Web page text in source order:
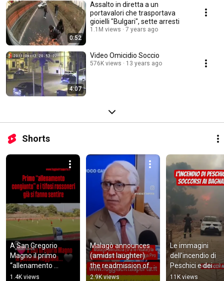
0:52
Assalto in diretta a un
portavalori che trasportava
gioielli "Bulgari", sette arresti
1.1M views 7 years ago
4:07
Video Omicidio Soccio
576K views 13 years ago
Shorts
A San Gregorio
Magno il primo
“allenamento
congiunto” e i tifosi
1.4K views
Malagò announces
(amidst laughter)
the readmission of
#Foggia to Lega Pro
2.9K views
Le immagini
dell'incendio di
Peschici e dei
soccorsi ai
11K views